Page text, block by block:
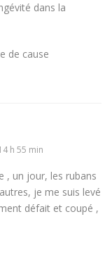
dans la
de cause
h 55 min
, un jour, les rubans
je me suis levé
défait et coupé ,